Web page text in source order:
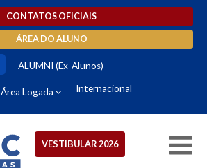
CONTATOS OFICIAIS
ÁREA DO ALUNO
ALUMNI (Ex-Alunos)
Área Logada Internacional
VESTIBULAR 2026